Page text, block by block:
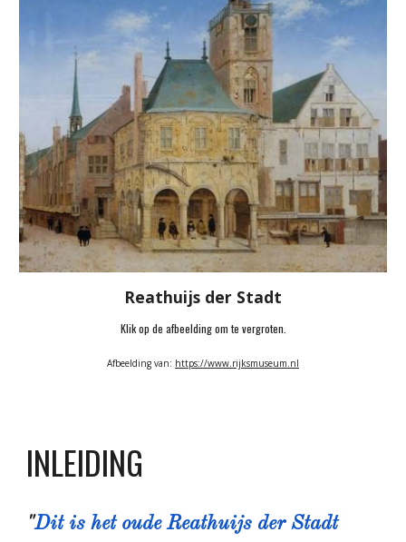
Reathuijs der Stadt
Klik op de afbeelding om te vergroten.
Afbeelding van: https://www.rijksmuseum.nl
INLEIDING
"Dit is het oude Reathuijs der Stadt